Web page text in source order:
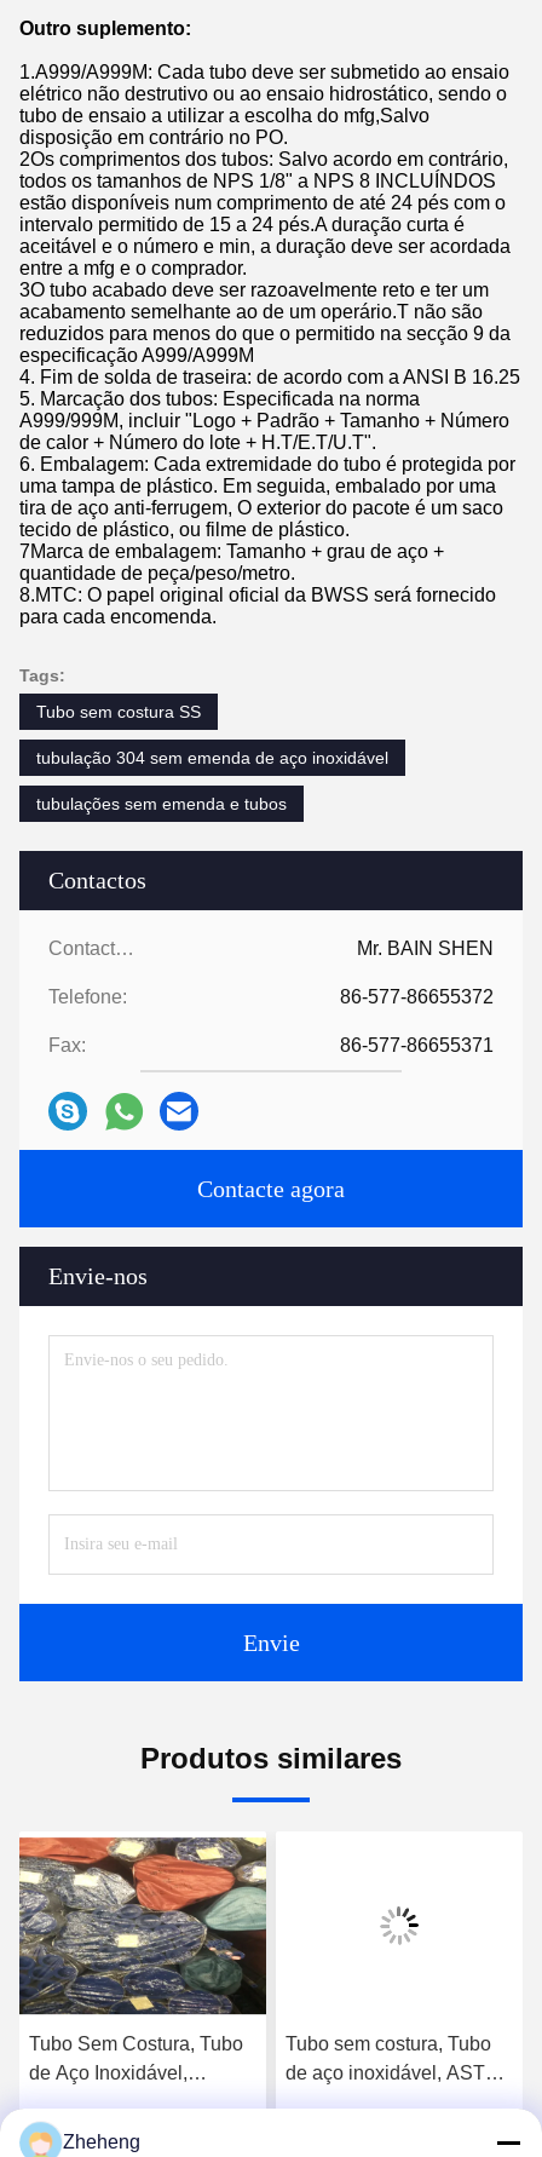
Contactos
Contactos: Mr. BAIN SHEN
Telefone: 86-577-86655372
Fax: 86-577-86655371
Contacte agora
Envie-nos
Envie
Outro suplemento:
1.A999/A999M: Cada tubo deve ser submetido ao ensaio
elétrico não destrutivo ou ao ensaio hidrostático, sendo o
tubo de ensaio a utilizar a escolha do mfg,Salvo
disposição em contrário no PO.
2Os comprimentos dos tubos: Salvo acordo em contrário,
todos os tamanhos de NPS 1/8" a NPS 8 INCLUÍNDOS
estão disponíveis num comprimento de até 24 pés com o
intervalo permitido de 15 a 24 pés.A duração curta é
aceitável e o número e min, a duração deve ser acordada
entre a mfg e o comprador.
3O tubo acabado deve ser razoavelmente reto e ter um
acabamento semelhante ao de um operário.T não são
reduzidos para menos do que o permitido na secção 9 da
especificação A999/A999M
4. Fim de solda de traseira: de acordo com a ANSI B 16.25
5. Marcação dos tubos: Especificada na norma
A999/999M, incluir "Logo + Padrão + Tamanho + Número
de calor + Número do lote + H.T/E.T/U.T".
6. Embalagem: Cada extremidade do tubo é protegida por
uma tampa de plástico. Em seguida, embalado por uma
tira de aço anti-ferrugem, O exterior do pacote é um saco
tecido de plástico, ou filme de plástico.
7Marca de embalagem: Tamanho + grau de aço +
quantidade de peça/peso/metro.
8.MTC: O papel original oficial da BWSS será fornecido
para cada encomenda.
Tags:
Tubo sem costura SS
tubulação 304 sem emenda de aço inoxidável
tubulações sem emenda e tubos
Produtos similares
Tubo Sem Costura, Tubo
de Aço Inoxidável,
Diâmetro Externo
Tubo sem costura, Tubo
de aço inoxidável, ASTM
Zheheng